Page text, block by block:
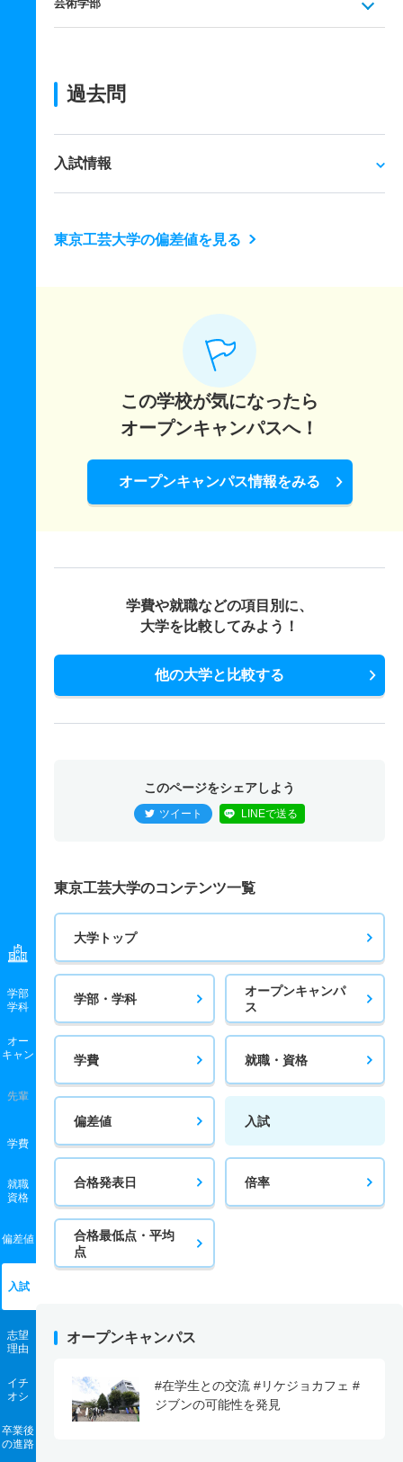
学部
学科
オー
キャン
先輩
学費
就職
資格
偏差値
入試
志望
理由
イチ
オシ
卒業後
の進路
芸術学部
過去問
入試情報
東京工芸大学の偏差値を見る
この学校が気になったら
オープンキャンパスへ！
オープンキャンパス情報をみる
学費や就職などの項目別に、
大学を比較してみよう！
他の大学と比較する
このページをシェアしよう
ツイート LINEで送る
東京工芸大学のコンテンツ一覧
大学トップ
学部・学科
オープンキャンパ
ス
学費 就職・資格
偏差値 入試
合格発表日 倍率
合格最低点・平均
点
オープンキャンパス
#在学生との交流 #リケジョカフェ #
ジブンの可能性を発見